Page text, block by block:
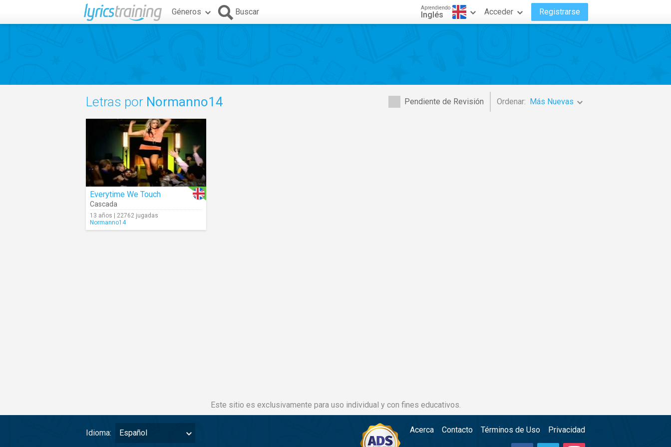
Géneros Buscar Aprendiendo
Inglés Acceder Registrarse
Pendiente de Revisión Ordenar: Más Nuevas
Letras por Normanno14
Everytime We Touch
Cascada
13 años | 22762 jugadas
Normanno14
Este sitio es exclusivamente para uso individual y con fines educativos.
Idioma: Español Acerca Contacto Términos de Uso Privacidad